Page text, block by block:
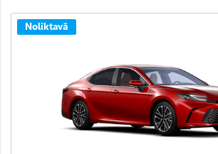
Noliktavā